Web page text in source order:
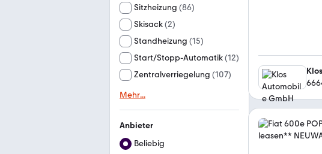
Sitzheizung (86)
Skisack(2)
Standheizung (15)
Start/Stopp-Automatik(12)
Zentralverriegelung (107)
Mehr...
Anbieter
Beliebig